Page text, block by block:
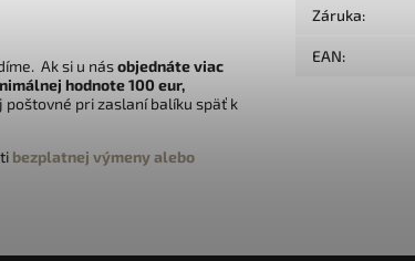
Ak si u násobjednáte viac
hodnote 100 eur,
poštovné pri zaslaní balíku späť k
bezplatnej výmeny alebo
Záruka:
EAN: